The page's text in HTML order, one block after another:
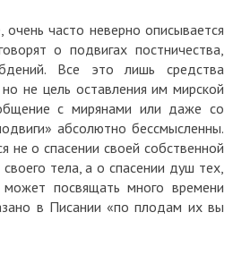
часто неверно описывается
о подвигах постничества,
Все это лишь средства
не цель оставления им мирской
с мирянами или даже со
абсолютно бессмысленны.
не о спасении своей собственной
тела, а о спасении душ тех,
посвящать много времени
в Писании «по плодам их вы